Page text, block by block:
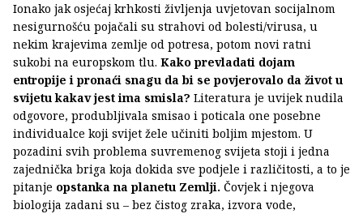
Ionako jak osjećaj krhkosti življenja uvjetovan socijalnom
nesigurnošću pojačali su strahovi od bolesti/virusa, u
nekim krajevima zemlje od potresa, potom novi ratni
sukobi na europskom tlu. Kako prevladati dojam
entropije i pronaći snagu da bi se povjerovalo da život u
svijetu kakav jest ima smisla? Literatura je uvijek nudila
odgovore, produbljivala smisao i poticala one posebne
individualce koji svijet žele učiniti boljim mjestom. U
pozadini svih problema suvremenog svijeta stoji i jedna
zajednička briga koja dokida sve podjele i različitosti, a to je
pitanje opstanka na planetu Zemlji. Čovjek i njegova
biologija zadani su – bez čistog zraka, izvora vode,